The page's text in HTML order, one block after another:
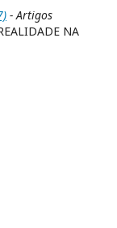
- Artigos
NA